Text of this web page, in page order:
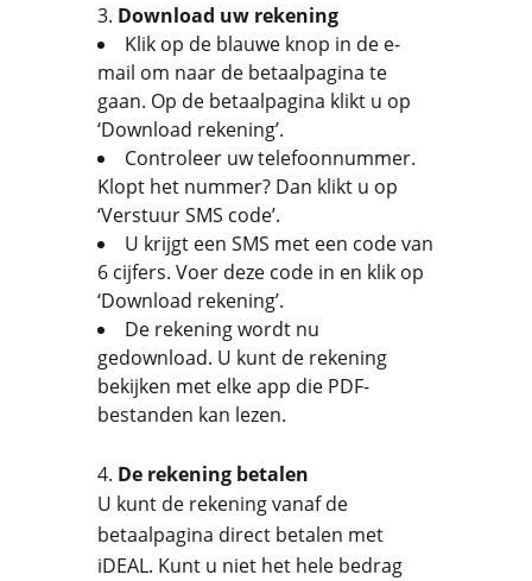
Download uw rekening
Klik op de blauwe knop in de e-
mail om naar de betaalpagina te
gaan. Op de betaalpagina klikt u op
‘Download rekening’.
Controleer uw telefoonnummer.
Klopt het nummer? Dan klikt u op
‘Verstuur SMS code’.
U krijgt een SMS met een code van
6 cijfers. Voer deze code in en klik op
‘Download rekening’.
De rekening wordt nu
gedownload. U kunt de rekening
bekijken met elke app die PDF-
bestanden kan lezen.
De rekening betalen
U kunt de rekening vanaf de
betaalpagina direct betalen met
iDEAL. Kunt u niet het hele bedrag